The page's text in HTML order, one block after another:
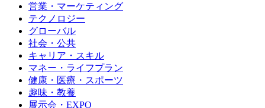
営業・マーケティング
テクノロジー
グローバル
社会・公共
キャリア・スキル
マネー・ライフプラン
健康・医療・スポーツ
趣味・教養
展示会・EXPO